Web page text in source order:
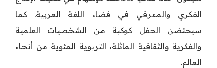
الفكري والمعرفي في فضاء اللغة العربية. كما
سيحتضن الحفل كوكبة من الشخصيات العلمية
والفكرية والثقافية الماثلة، التربوية المئوية من أنحاء
العالم.